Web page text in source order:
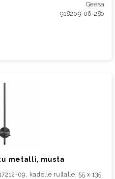
Geesa
918209-06-280
metalli, musta
09, kadelle rullalle, 55 x 135